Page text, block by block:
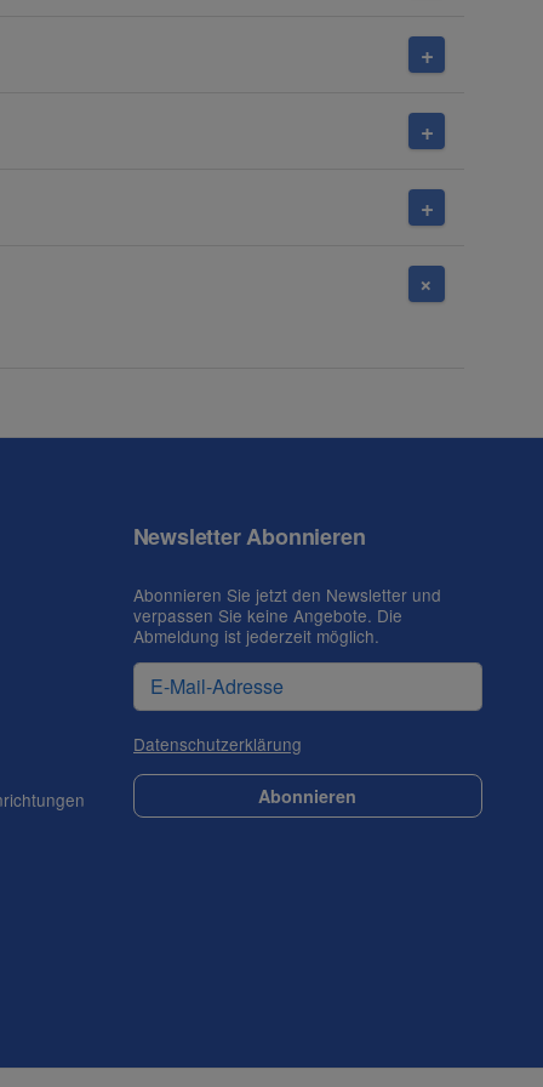
Newsletter Abonnieren
Abonnieren Sie jetzt den Newsletter und
verpassen Sie keine Angebote. Die
Abmeldung ist jederzeit möglich.
Datenschutzerklärung
Abonnieren